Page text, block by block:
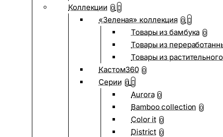
Коллекции 0
«Зеленая» коллекция 0
Товары из бамбука 0
Товары из
Товары из
Кастом360 0
Серии 0
Aurora 0
Bamboo collection 0
Color it 0
District 0